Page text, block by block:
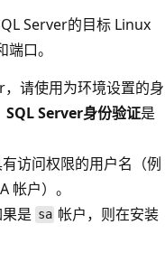
Server的目标 Linux
口。
请使用为环境设置的身
SQL Server身份验证是
访问权限的用户名（例
帐户）。
是 sa 帐户，则在安装